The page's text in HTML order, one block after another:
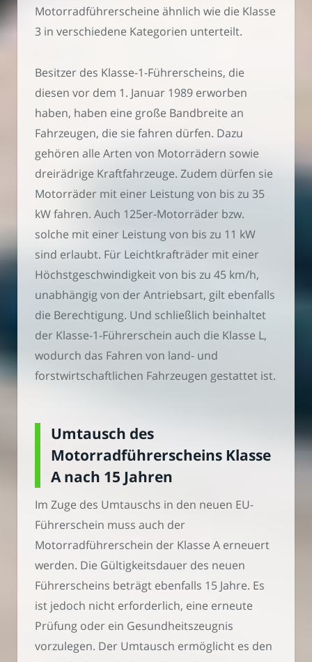
Motorradführerscheine ähnlich wie die Klasse
3 in verschiedene Kategorien unterteilt.
Besitzer des Klasse-1-Führerscheins, die
diesen vor dem 1. Januar 1989 erworben
haben, haben eine große Bandbreite an
Fahrzeugen, die sie fahren dürfen. Dazu
gehören alle Arten von Motorrädern sowie
dreirädrige Kraftfahrzeuge. Zudem dürfen sie
Motorräder mit einer Leistung von bis zu 35
kW fahren. Auch 125er-Motorräder bzw.
solche mit einer Leistung von bis zu 11 kW
sind erlaubt. Für Leichtkrafträder mit einer
Höchstgeschwindigkeit von bis zu 45 km/h,
unabhängig von der Antriebsart, gilt ebenfalls
die Berechtigung. Und schließlich beinhaltet
der Klasse-1-Führerschein auch die Klasse L,
wodurch das Fahren von land- und
forstwirtschaftlichen Fahrzeugen gestattet ist.
Umtausch des
Motorradführerscheins Klasse
A nach 15 Jahren
Im Zuge des Umtauschs in den neuen EU-
Führerschein muss auch der
Motorradführerschein der Klasse A erneuert
werden. Die Gültigkeitsdauer des neuen
Führerscheins beträgt ebenfalls 15 Jahre. Es
ist jedoch nicht erforderlich, eine erneute
Prüfung oder ein Gesundheitszeugnis
vorzulegen. Der Umtausch ermöglicht es den